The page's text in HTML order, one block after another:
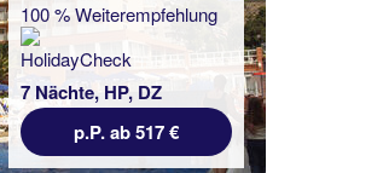
100 % Weiterempfehlung
7 Nächte, HP, DZ
p.P. ab 517 €